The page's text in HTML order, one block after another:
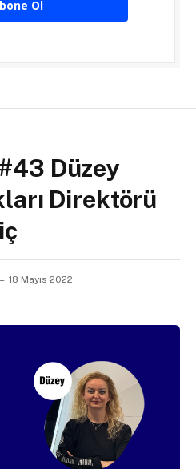
Ol
Düzey
Direktörü
18 Mayıs 2022